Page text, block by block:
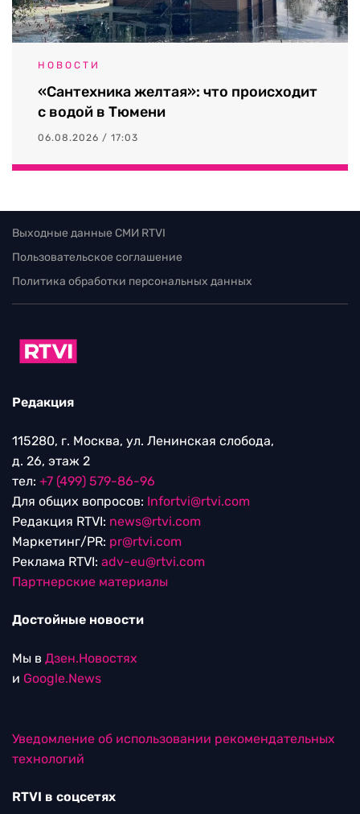
НОВОСТИ
«Сантехника желтая»: что происходит
с водой в Тюмени
06.08.2026 / 17:03
Выходные данные СМИ RTVI
Пользовательское соглашение
Политика обработки персональных данных
Редакция
115280, г. Москва, ул. Ленинская слобода,
д. 26, этаж 2
тел: +7 (499) 579-86-96
Для общих вопросов: Infortvi@rtvi.com
Редакция RTVI: news@rtvi.com
Маркетинг/PR: pr@rtvi.com
Реклама RTVI: adv-eu@rtvi.com
Партнерские материалы
Достойные новости
Мы в Дзен.Новостях
и Google.News
Уведомление об использовании рекомендательных
технологий
RTVI в соцсетях